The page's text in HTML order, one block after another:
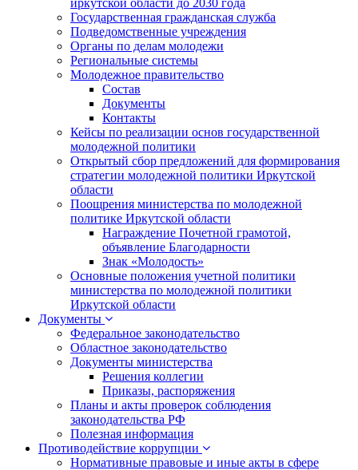
иркутской области до 2030 года
Государственная гражданская служба
Подведомственные учреждения
Органы по делам молодежи
Региональные системы
Молодежное правительство
Состав
Документы
Контакты
Кейсы по реализации основ государственной
молодежной политики
Открытый сбор предложений для формирования
стратегии молодежной политики Иркутской
области
Поощрения министерства по молодежной
политике Иркутской области
Награждение Почетной грамотой,
объявление Благодарности
Знак «Молодость»
Основные положения учетной политики
министерства по молодежной политики
Иркутской области
Документы
Федеральное законодательство
Областное законодательство
Документы министерства
Решения коллегии
Приказы, распоряжения
Планы и акты проверок соблюдения
законодательства РФ
Полезная информация
Противодействие коррупции
Нормативные правовые и иные акты в сфере